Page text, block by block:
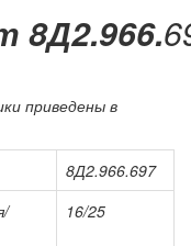
8Д2.966.
приведены в
8Д2.966.697
16/25